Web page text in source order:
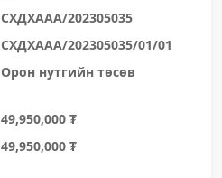
СХДХААА/202305035
СХДХААА/202305035/01/01
Орон нутгийн төсөв
49,950,000 ₮
49,950,000 ₮